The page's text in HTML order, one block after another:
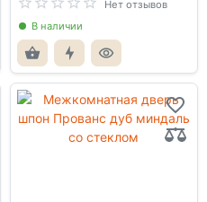
Нет отзывов
В наличии